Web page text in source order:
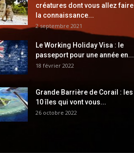
créatures dont vous allez faire
la connaissance...
2 septembre 2021
Le Working Holiday Visa : le
passeport pour une année en...
18 février 2022
Grande Barrière de Corail : les
10 îles qui vont vous...
26 octobre 2022